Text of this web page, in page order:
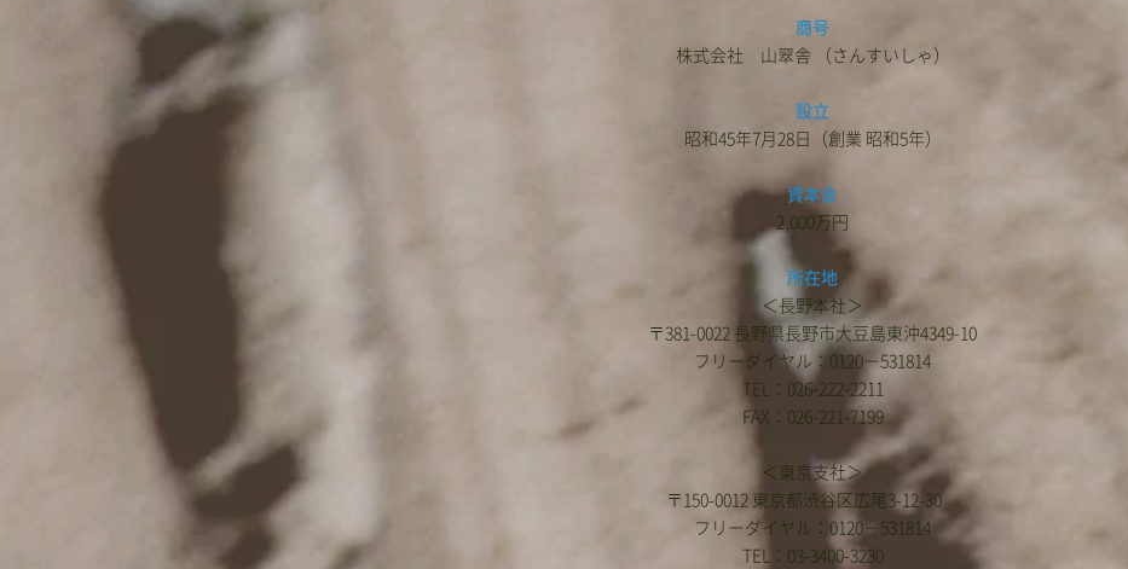
商号
株式会社 山翠舎 （さんすいしゃ）
設立
昭和45年7月28日（創業 昭和5年）
資本金
2,000万円
所在地
＜長野本社＞
〒381-0022 長野県長野市大豆島東沖4349-10
フリーダイヤル：0120－531814
TEL：026-222-2211
FAX：026-221-7199
＜東京支社＞
〒150-0012 東京都渋谷区広尾3-12-30
フリーダイヤル：0120－531814
TEL：03-3400-3230